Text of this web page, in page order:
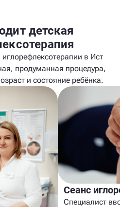
детская
в Ист
продуманная процедура,
и состояние ребёнка.
Сеанс
Специалист